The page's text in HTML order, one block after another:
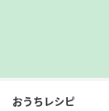
おうちレシピ